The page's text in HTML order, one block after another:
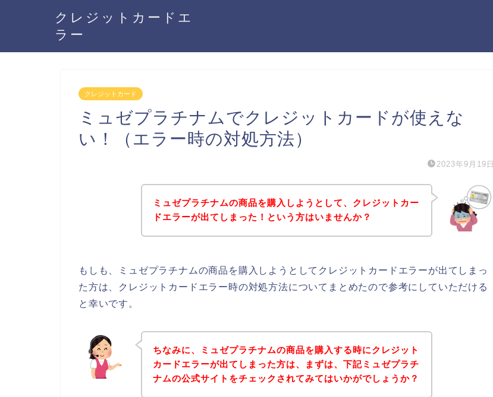
クレジットカードエ
ラー
クレジットカード
ミュゼプラチナムでクレジットカードが使えな
い！（エラー時の対処方法）
2023年9月19日
ミュゼプラチナムの商品を購入しようとして、クレジットカー
ドエラーが出てしまった！という方はいませんか？
もしも、ミュゼプラチナムの商品を購入しようとしてクレジットカードエラーが出てしまっ
た方は、クレジットカードエラー時の対処方法についてまとめたので参考にしていただける
と幸いです。
ちなみに、ミュゼプラチナムの商品を購入する時にクレジット
カードエラーが出てしまった方は、まずは、下記ミュゼプラチ
ナムの公式サイトをチェックされてみてはいかがでしょうか？